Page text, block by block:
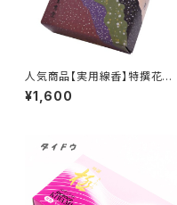
人気商品【実用線香】特撰花琳<
煙量：ふつう>白檀の香り 家庭
用 大バラ詰め 『御霊前・お彼
¥1,600